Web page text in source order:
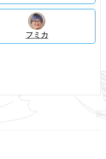
フミカ